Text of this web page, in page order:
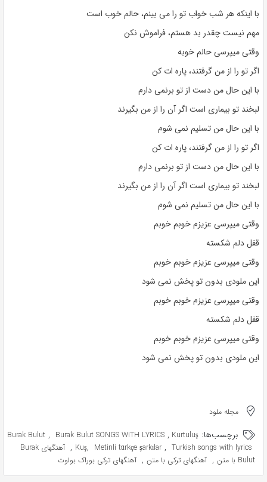
با اینکه هر شب خواب تو را می بینم، حالم خوب است
مهم نیست چقدر بد هستم، فراموش نکن
وقتی میپرسی حالم خوبه
اگر تو را از من گرفتند، پاره ات کن
با این حال من دست از تو برنمی دارم
لبخند تو بیماری است اگر آن را از من بگیرند
با این حال من تسلیم نمی شوم
اگر تو را از من گرفتند، پاره ات کن
با این حال من دست از تو برنمی دارم
لبخند تو بیماری است اگر آن را از من بگیرند
با این حال من تسلیم نمی شوم
وقتی میپرسی عزیزم خوبم خوبم
قفل دلم شکسته
وقتی میپرسی عزیزم خوبم خوبم
این ملودی بدون تو پخش نمی شود
وقتی میپرسی عزیزم خوبم خوبم
قفل دلم شکسته
وقتی میپرسی عزیزم خوبم خوبم
این ملودی بدون تو پخش نمی شود
مجله ملود
برچسب‌ها: Burak Bulut , Burak Bulut SONGS WITH LYRICS , Kurtuluş
Kuş, Metinli türkçe şarkılar , Turkish songs with lyrics
,
آهنگهای Burak
Bulut با متن
, آهنگهای ترکی با متن , آهنگهای ترکی بوراک بولوت